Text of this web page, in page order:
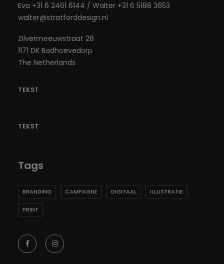
Eva +31 6 2461 6144 / Walter +31 6 5188 3653
walter@stratforddesign.nl
Zilvermeeuwstraat 28
1171 DK Badhoevedorp
The Netherlands
TEKST
TEKST
Tags
BRANDING CAMPAGNE DIGITAAL ILLUSTRATIE
PRINT